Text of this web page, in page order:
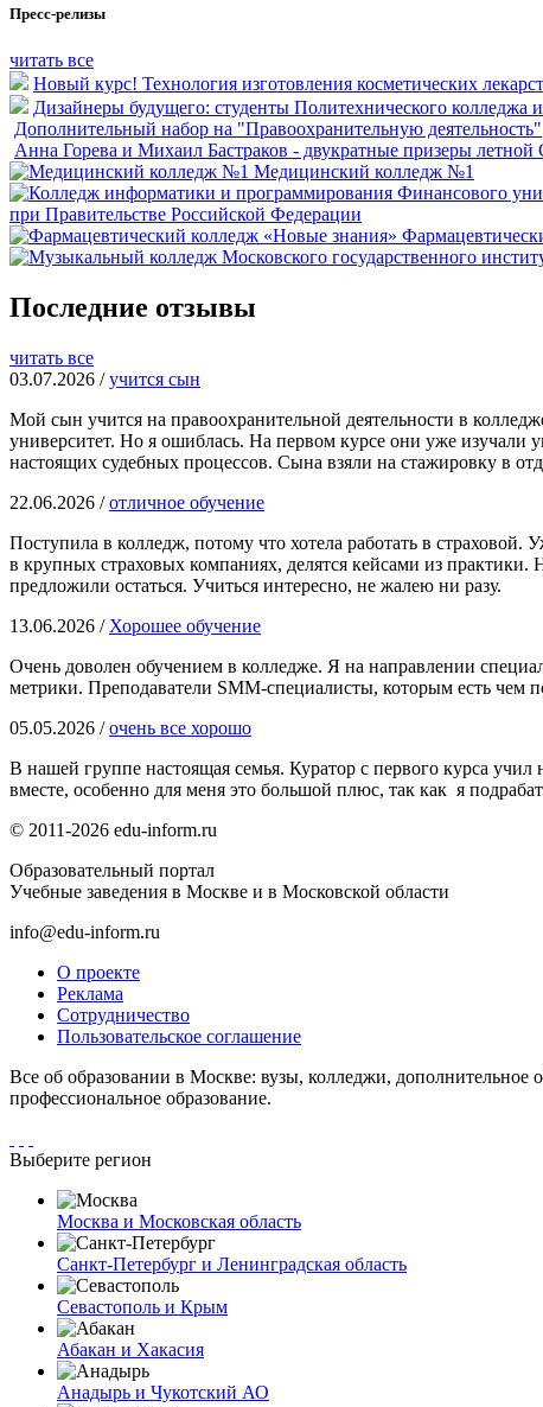
Пресс-релизы
читать все
Новый курс! Технология изготовления косметических
Дизайнеры будущего: студенты Политехнического
Дополнительный набор на "Правоохранительную деятельность"
Анна Горева и Михаил Бастраков - двукратные призеры летной
Медицинский колледж №1
при Правительстве Российской Федерации
Последние отзывы
читать все
03.07.2026 /учится сын
Мой сын учится на правоохранительной деятельности в
университет. Но я ошиблась. На первом курсе они уже изучали
настоящих судебных процессов. Сына взяли на стажировку в
22.06.2026 /отличное обучение
Поступила в колледж, потому что хотела работать в
в крупных страховых компаниях, делятся кейсами из
предложили остаться. Учиться интересно, не жалею ни разу.
13.06.2026 / Хорошее обучение
Очень доволен обучением в колледже. Я на направлении
метрики. Преподаватели SMM-специалисты, которым есть чем
05.05.2026 /очень все хорошо
В нашей группе настоящая семья. Куратор с первого курса учил
вместе, особенно для меня это большой плюс, так как я
© 2011-2026 edu-inform.ru
Образовательный портал
Учебные заведения в Москве и в Московской области
info@edu-inform.ru
О проекте
Реклама
Сотрудничество
Пользовательское соглашение
Все об образовании в Москве: вузы, колледжи,
профессиональное образование.
Выберите регион
Москва и Московская область
Санкт-Петербург и Ленинградская область
Севастополь и Крым
Абакан и Хакасия
Анадырь и Чукотский АО